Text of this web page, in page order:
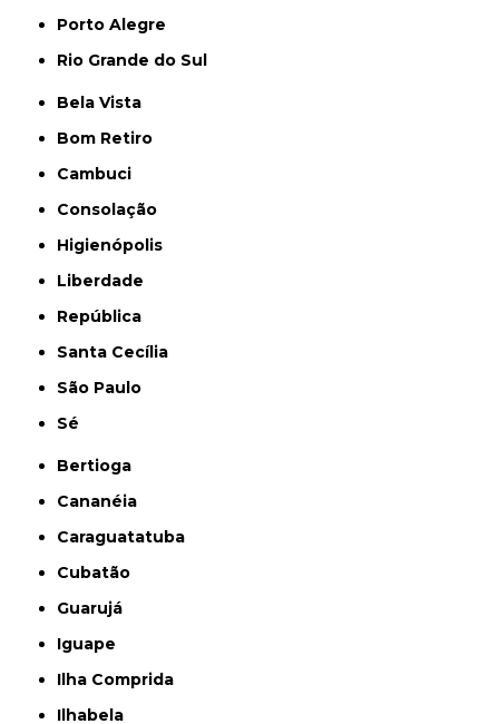
Porto Alegre
Rio Grande do Sul
Bela Vista
Bom Retiro
Cambuci
Consolação
Higienópolis
Liberdade
República
Santa Cecília
São Paulo
Sé
Bertioga
Cananéia
Caraguatatuba
Cubatão
Guarujá
Iguape
Ilha Comprida
Ilhabela